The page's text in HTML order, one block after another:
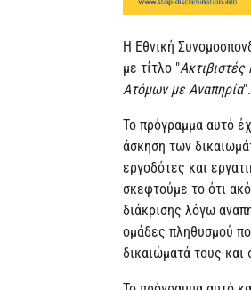
Η Εθνική
με τίτλο "
Ατόμων με Αναπηρία".
Το πρόγραμμα αυτό
άσκηση των
εργοδότες και
σκεφτούμε το ότι
διάκρισης λόγω
ομάδες πληθυσμού
δικαιώματά τους και